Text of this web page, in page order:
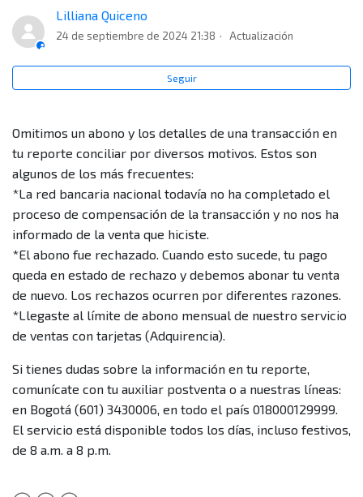
¿Qué tipo de transacciones encuentro en mi reporte
de ventas conciliar de adquirencia?
¿Qué es un desconocimiento de compra?
¿En qué rangos de fechas y periodos puedo crear mi
reporte conciliar desde Plink?
¿Dónde puedo encontrar el reporte de ventas conciliar
que generé?
Más información
Lilliana Quiceno
24 de septiembre de 2024 21:38 Actualización
Seguir
Omitimos un abono y los detalles de una transacción en
tu reporte conciliar por diversos motivos. Estos son
algunos de los más frecuentes:
*La red bancaria nacional todavía no ha completado el
proceso de compensación de la transacción y no nos ha
informado de la venta que hiciste.
*El abono fue rechazado. Cuando esto sucede, tu pago
queda en estado de rechazo y debemos abonar tu venta
de nuevo. Los rechazos ocurren por diferentes razones.
*Llegaste al límite de abono mensual de nuestro servicio
de ventas con tarjetas (Adquirencia).
Si tienes dudas sobre la información en tu reporte,
comunícate con tu auxiliar postventa o a nuestras líneas:
en Bogotá (601) 3430006, en todo el país 018000129999.
El servicio está disponible todos los días, incluso festivos,
de 8 a.m. a 8 p.m.